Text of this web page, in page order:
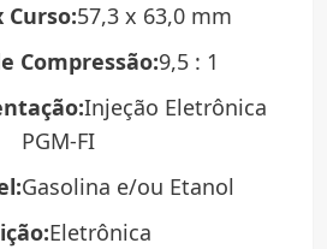
57,3 x 63,0 mm
Compressão:9,5 : 1
Injeção Eletrônica
PGM-FI
Gasolina e/ou Etanol
Eletrônica